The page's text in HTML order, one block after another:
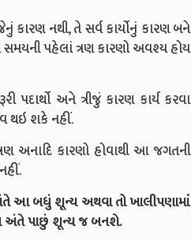
કારણ નથી, તે સર્વ કાર્યોનું કારણ બને
પહેલાં ત્રણ કારણો અવશ્ય હોય
પદાર્થો અને ત્રીજું કારણ કાર્ય કરવા
થઇ શકે નહીં.
અનાદિ કારણો હોવાથી આ જગતની
આ બધું શૂન્ય અથવા તો ખાલીપણામાં
અંતે પાછું શૂન્ય જ બનશે.